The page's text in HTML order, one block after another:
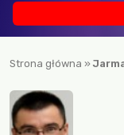
Strona główna »